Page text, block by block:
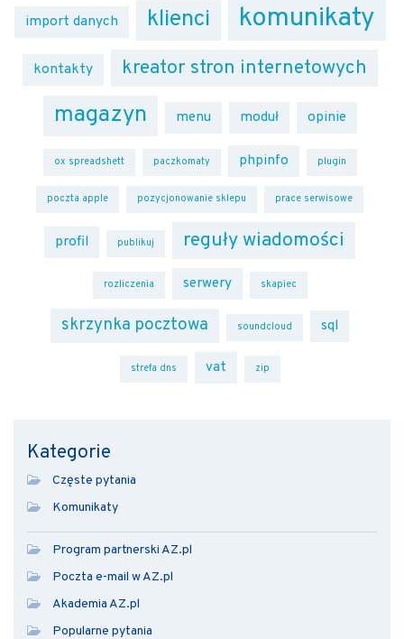
import danych klienci komunikaty
kontakty kreator stron internetowych
magazyn menu moduł opinie
ox spreadshett paczkomaty phpinfo plugin
poczta apple pozycjonowanie sklepu prace serwisowe
profil publikuj reguły wiadomości
rozliczenia serwery skapiec
skrzynka pocztowa soundcloud sql
strefa dns vat zip
Kategorie
Częste pytania
Komunikaty
Program partnerski AZ.pl
Poczta e-mail w AZ.pl
Akademia AZ.pl
Popularne pytania